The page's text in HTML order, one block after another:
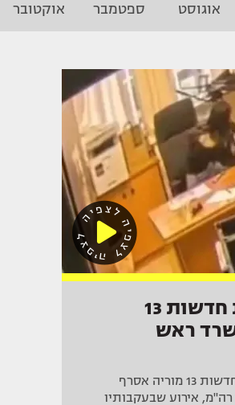
אוגוסט ספטמבר אוקטובר
נתפסה על חם: כתבת חדשות 13
ראש
סרטון שהודלף מראה את כתבת חדשות 13 מוריה אסרף
אירוע שבעקבותיו